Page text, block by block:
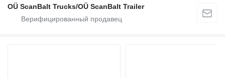
OÜ ScanBalt Trucks/OÜ ScanBalt Trailer